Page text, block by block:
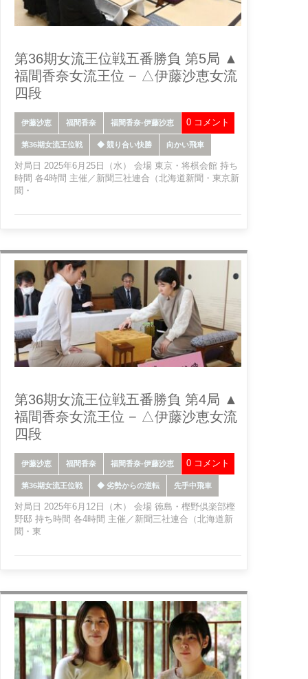
第36期女流王位戦五番勝負 第5局 ▲
福間香奈女流王位 − △伊藤沙恵女流
四段
伊藤沙恵 福間香奈 福間香奈-伊藤沙恵
第36期女流王位戦 ◆ 競り合い快勝 向かい飛車
0 コメント
対局日 2025年6月25日（水） 会場 東京・将棋会館 持ち
時間 各4時間 主催／新聞三社連合（北海道新聞・東京新
聞・
第36期女流王位戦五番勝負 第4局 ▲
福間香奈女流王位 − △伊藤沙恵女流
四段
伊藤沙恵 福間香奈 福間香奈-伊藤沙恵
第36期女流王位戦 ◆ 劣勢からの逆転 先手中飛車
0 コメント
対局日 2025年6月12日（木） 会場 徳島・樫野倶楽部樫
野邸 持ち時間 各4時間 主催／新聞三社連合（北海道新
聞・東